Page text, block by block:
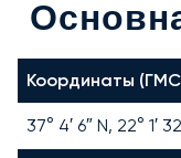
Координаты
37° 4′ 6″ N, 22° 1′